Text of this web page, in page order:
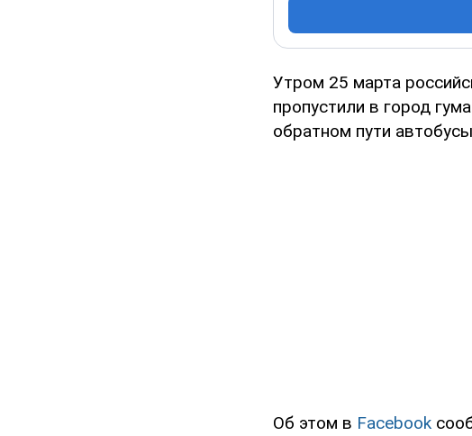
Утром 25 марта
пропустили в город
обратном пути
Об этом в Facebook